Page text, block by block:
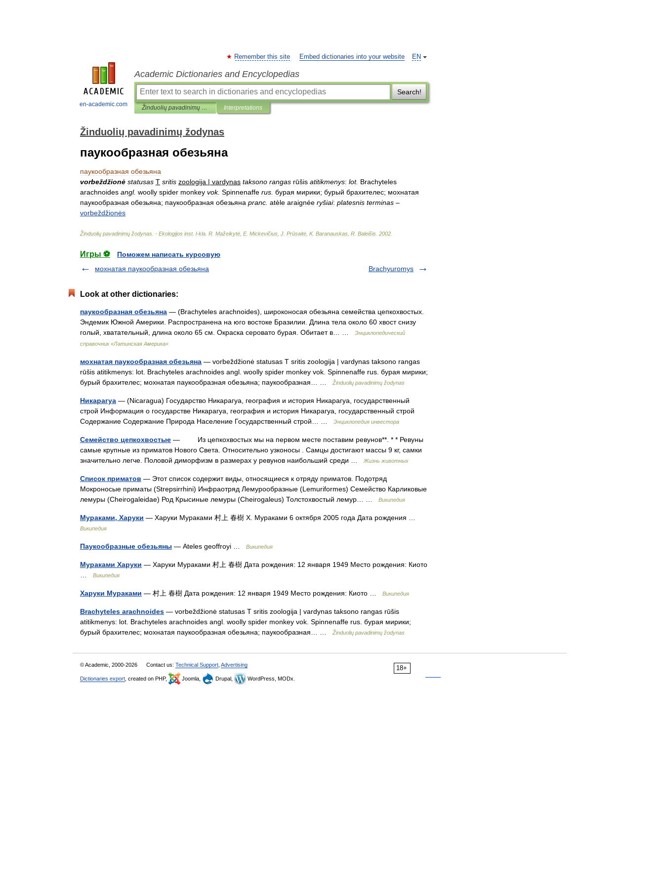
en-academic.com
EN
Remember this site Embed dictionaries into your website
Academic Dictionaries and Encyclopedias
Search!
Žinduolių pavadinimų žodynas Interpretations
Žinduolių pavadinimų žodynas
паукообразная обезьяна
паукообразная обезьяна
vorbeždžionė statusas T sritis zoologija | vardynas taksono rangas rūšis atitikmenys: lot. Brachyteles
arachnoides angl. woolly spider monkey vok. Spinnenaffe rus бурая мирики; бурый брахителес; мохнатая
паукообразная обезьяна; паукообразная обезьяна pranc atèle araignée ryšiai: platesnis terminas –
vorbeždžionės
Žinduolių pavadinimų žodynas . - Ekologijos inst. l-kla R Mažeikytė E. Mickevičius J Prūsaitė K. Baranauskas R Baleišis 2002
Игры ⚽
Поможем написать курсовую
мохнатая паукообразная обезьяна
Brachyuromys
Look at other dictionaries:
паукообразная обезьяна — (Brachyteles arachnoides), широконосая обезьяна семейства цепкохвостых.
Эндемик Южной Америки. Распространена на юго востоке Бразилии. Длина тела около 60 хвост снизу
голый, хватательный, длина около 65 см. Окраска серовато бурая. Обитает в… …
Энциклопедический
справочник «Латинская Америка»
мохнатая паукообразная обезьяна — vorbeždžionė statusas T sritis zoologija | vardynas taksono rangas
rūšis atitikmenys: lot. Brachyteles arachnoides angl. woolly spider monkey vok. Spinnenaffe rus. бурая мирики;
бурый брахителес; мохнатая паукообразная обезьяна; паукообразная… …
Žinduolių pavadinimų žodynas
Никарагуа — (Nicaragua) Государство Никарагуа, география и история Никарагуа, государственный
строй Информация о государстве Никарагуа, география и история Никарагуа, государственный строй
Содержание Содержание Природа Население Государственный строй… …
Энциклопедия инвестора
Семейство цепкохвостые — Из цепкохвостых мы на первом месте поставим ревунов**. * * Ревуны
самые крупные из приматов Нового Света. Относительно узконосы . Самцы достигают массы 9 кг, самки
значительно легче. Половой диморфизм в размерах у ревунов наибольший среди …
Жизнь животных
Список приматов — Этот список содержит виды, относящиеся к отряду приматов. Подотряд
Мокроносые приматы (Strepsirrhini) Инфраотряд Лемурообразные (Lemuriformes) Семейство Карликовые
лемуры (Cheirogaleidae) Род Крысиные лемуры (Cheirogaleus) Толстохвостый лемур… …
Википедия
Мураками, Харуки — Харуки Мураками 村上 春樹 Х. Мураками 6 октября 2005 года Дата рождения …
Википедия
Паукообразные обезьяны — Ateles geoffroyi … Википедия
Мураками Харуки — Харуки Мураками 村上 春樹 Дата рождения: 12 января 1949 Место рождения: Киото
Википедия
Харуки Мураками — 村上 春樹 Дата рождения: 12 января 1949 Место рождения: Киото … Википедия
Brachyteles arachnoides — vorbeždžionė statusas T sritis zoologija | vardynas taksono rangas rūšis
atitikmenys: lot. Brachyteles arachnoides angl. woolly spider monkey vok. Spinnenaffe rus. бурая мирики;
бурый брахителес; мохнатая паукообразная обезьяна; паукообразная… …
Žinduolių pavadinimų žodynas
18+
© Academic, 2000-2026 Contact us: Technical Support Advertising
Dictionaries export , created on PHP, Joomla, Drupal, WordPress, MODx.